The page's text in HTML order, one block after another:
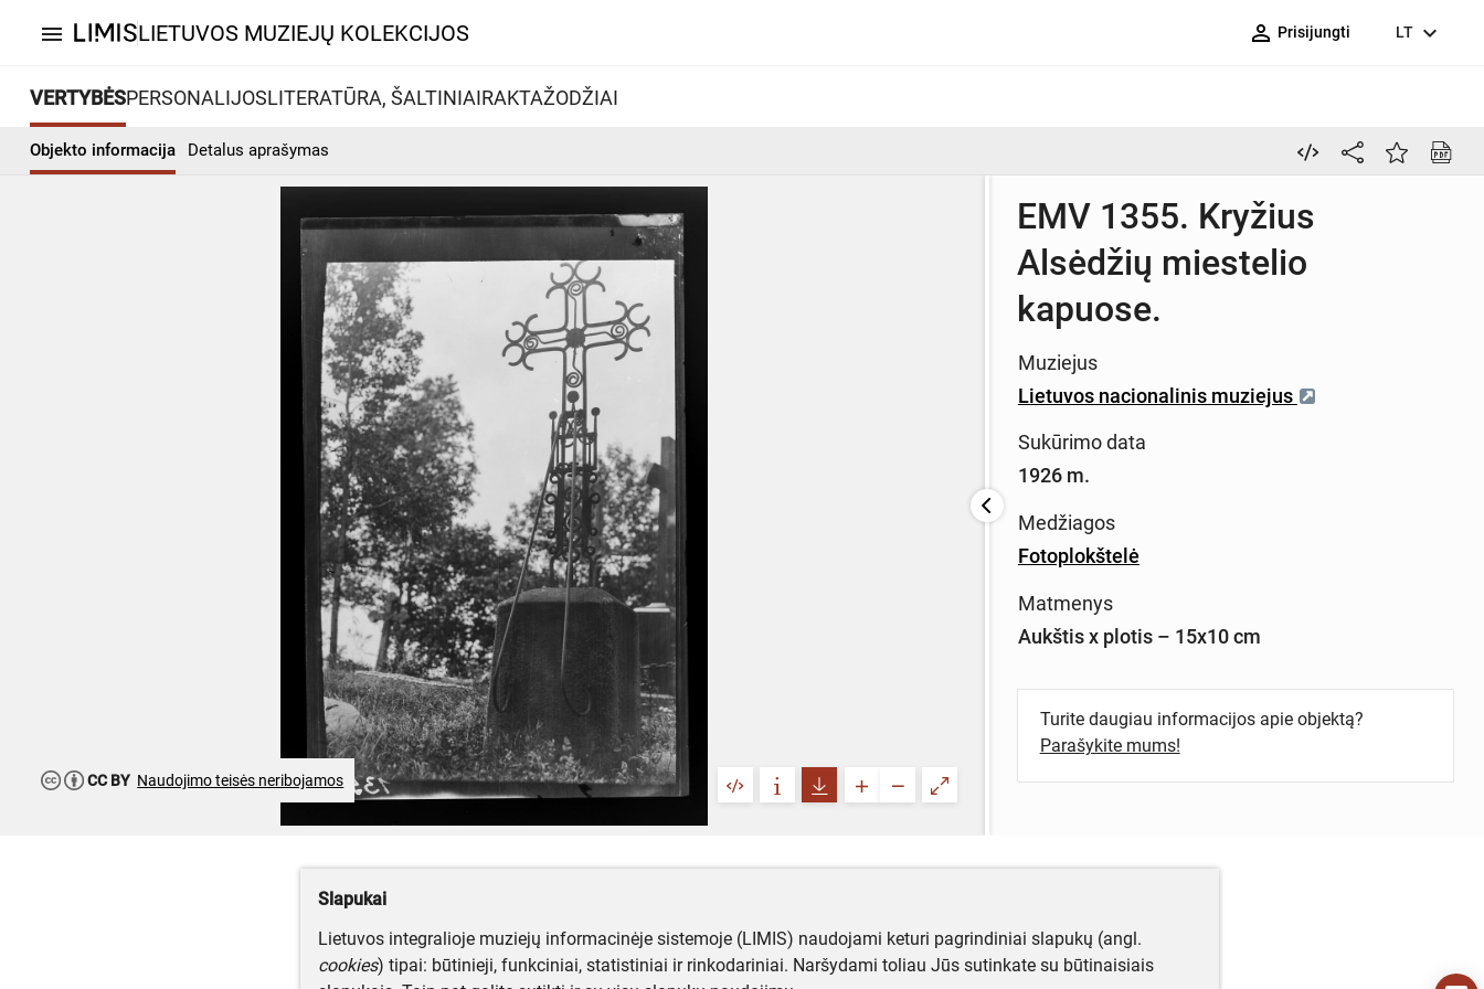
menu LIETUVOS MUZIEJŲ KOLEKCIJOS person_outline Prisijungti LT expand_more
VERTYBĖSPERSONALIJOSLITERATŪRA, ŠALTINIAIRAKTAŽODŽIAI
Objekto informacija Detalus aprašymas
CC BY Naudojimo teisės neribojamos
EMV 1355. Kryžius
Alsėdžių miestelio
kapuose.
Muziejus
Lietuvos nacionalinis muziejus
Sukūrimo data
1926 m.
Medžiagos
Fotoplokštelė
Matmenys
Aukštis x plotis – 15x10 cm
Turite daugiau informacijos apie objektą?
Parašykite mums!
Slapukai
Lietuvos integralioje muziejų informacinėje sistemoje (LIMIS) naudojami keturi pagrindiniai slapukų (angl.
cookies) tipai: būtinieji, funkciniai, statistiniai ir rinkodariniai. Naršydami toliau Jūs sutinkate su būtinaisiais